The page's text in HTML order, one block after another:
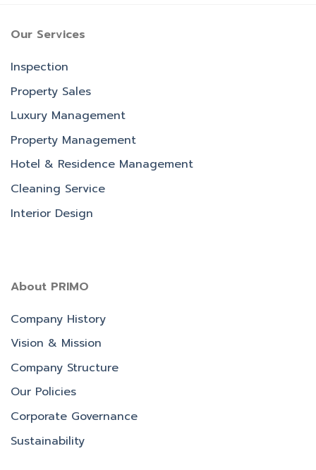
Our Services
Inspection
Property Sales
Luxury Management
Property Management
Hotel & Residence Management
Cleaning Service
Interior Design
About PRIMO
Company History
Vision & Mission
Company Structure
Our Policies
Corporate Governance
Sustainability